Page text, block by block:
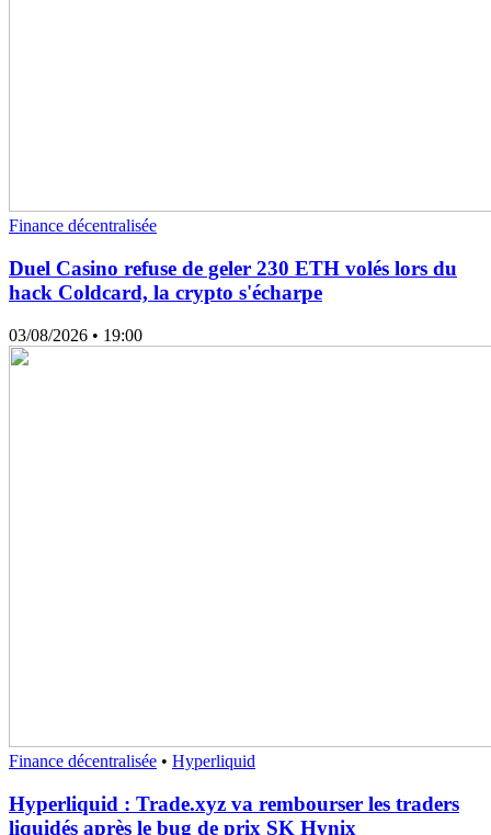
Finance décentralisée
Duel Casino refuse de geler 230 ETH volés lors du
hack Coldcard, la crypto s'écharpe
03/08/2026 • 19:00
Finance décentralisée • Hyperliquid
Hyperliquid : Trade.xyz va rembourser les traders
liquidés après le bug de prix SK Hynix